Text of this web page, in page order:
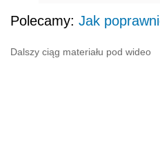
Polecamy: Jak
Dalszy ciąg materiału pod wideo